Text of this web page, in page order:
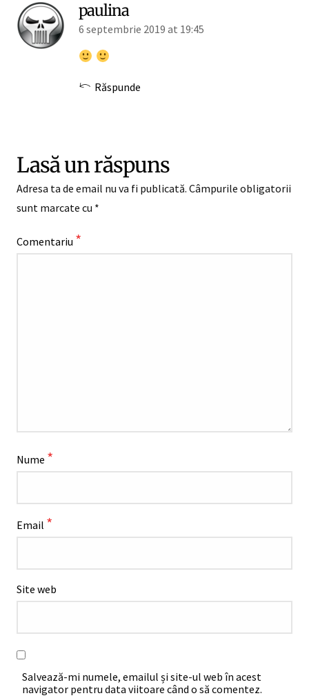
paulina
6 septembrie 2019 at 19:45
Răspunde
Lasă un răspuns
Adresa ta de email nu va fi publicată. Câmpurile obligatorii
sunt marcate cu *
Comentariu *
Nume *
Email *
Site web
Salvează-mi numele, emailul și site-ul web în acest
navigator pentru data viitoare când o să comentez.